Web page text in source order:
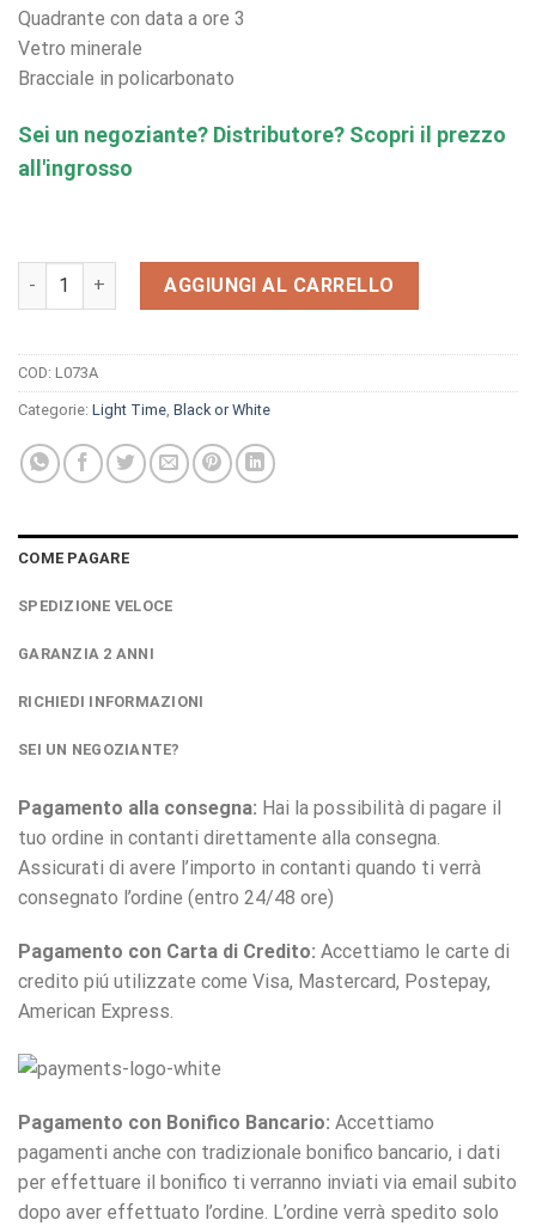
Quadrante con data a ore 3
Vetro minerale
Bracciale in policarbonato
Sei un negoziante? Distributore? Scopri il prezzo
all'ingrosso
Orologio Light Time Black Or White L073A quantità
AGGIUNGI AL CARRELLO
COD: L073A
Categorie: Light Time Black or White
COME PAGARE
SPEDIZIONE VELOCE
GARANZIA 2 ANNI
RICHIEDI INFORMAZIONI
SEI UN NEGOZIANTE?
Pagamento alla consegna: Hai la possibilità di pagare il
tuo ordine in contanti direttamente alla consegna.
Assicurati di avere l’importo in contanti quando ti verrà
consegnato l’ordine (entro 24/48 ore)
Pagamento con Carta di Credito: Accettiamo le carte di
credito piú utilizzate come Visa, Mastercard, Postepay,
American Express.
Pagamento con Bonifico Bancario: Accettiamo
pagamenti anche con tradizionale bonifico bancario, i dati
per effettuare il bonifico ti verranno inviati via email subito
dopo aver effettuato l’ordine. L’ordine verrà spedito solo